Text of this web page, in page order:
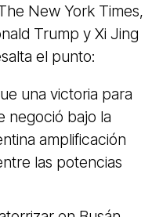
New York Times,
Trump y Xi Jing
el punto:
una victoria para
negoció bajo la
amplificación
las potencias